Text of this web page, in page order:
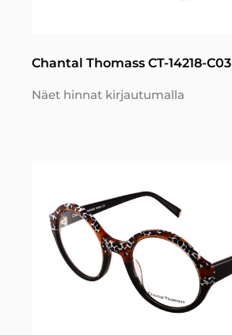
Chantal Thomass CT-14218-C03
Näet hinnat kirjautumalla